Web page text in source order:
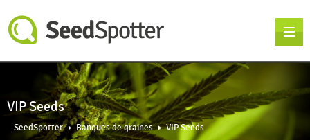
VIP Seeds
SeedSpotter Banques de graines VIP Seeds